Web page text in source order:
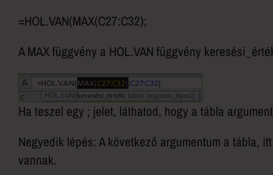
=HOL.VAN(MAX(C27:C32);
A MAX függvény a HOL.VAN függvény
Ha teszel egy ; jelet, láthatod, hogy a tábla
Negyedik lépés: A következő argumentum a tábla,
vannak.